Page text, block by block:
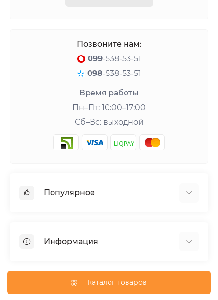
Позвоните нам:
099-538-53-51
098-538-53-51
Время работы
Пн–Пт: 10:00–17:00
Сб–Вс: выходной
Популярное
Гейнеры
Витамины и минералы
Добавки для похудения
Информация
Доставка и оплата
Публичная оферта
Каталог товаров